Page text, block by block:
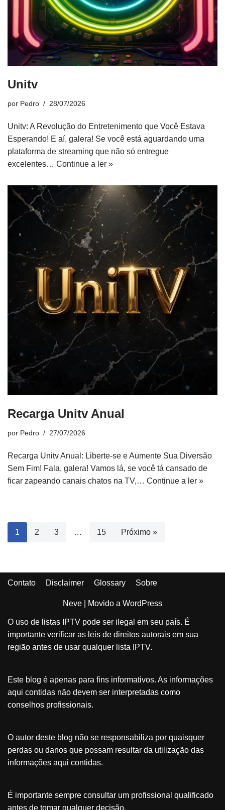
Unitv
por Pedro 28/07/2026
Unitv: A Revolução do Entretenimento que Você Estava
Esperando! E aí, galera! Se você está aguardando uma
plataforma de streaming que não só entregue
excelentes… Continue a ler »
Recarga Unitv Anual
por Pedro 27/07/2026
Recarga Unitv Anual: Liberte-se e Aumente Sua Diversão
Sem Fim! Fala, galera! Vamos lá, se você tá cansado de
ficar zapeando canais chatos na TV,… Continue a ler »
1 2 3 … 15 Próximo »
Contato Disclaimer Glossary Sobre
Neve | Movido a WordPress
O uso de listas IPTV pode ser ilegal em seu país. É
importante verificar as leis de direitos autorais em sua
região antes de usar qualquer lista IPTV.
Este blog é apenas para fins informativos. As informações
aqui contidas não devem ser interpretadas como
conselhos profissionais.
O autor deste blog não se responsabiliza por quaisquer
perdas ou danos que possam resultar da utilização das
informações aqui contidas.
É importante sempre consultar um profissional qualificado
antes de tomar qualquer decisão.